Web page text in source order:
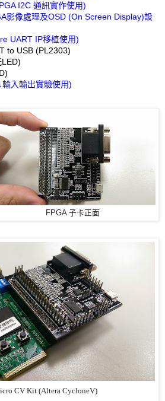
I2C 通訊實作使用)
影像處理及OSD (On Screen Display)設
UART IP移植使用)
to USB (PL2303)
輸入輸出實驗使用)
FPGA 子卡正面
CV Kit (Altera CycloneV)